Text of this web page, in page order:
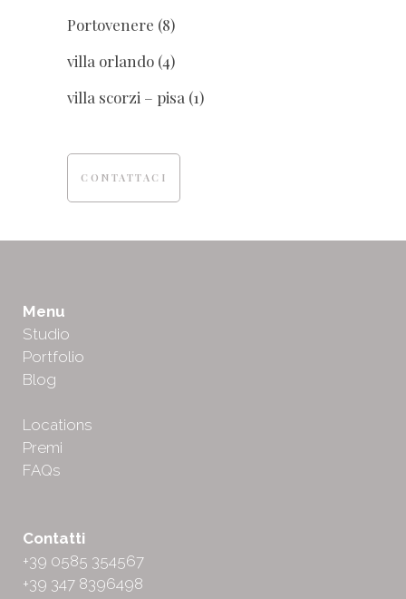
Portovenere (8)
villa orlando (4)
villa scorzi – pisa (1)
CONTATTACI
Menu
Studio
Portfolio
Blog
Locations
Premi
FAQs
Contatti
+39 0585 354567
+39 347 8396498